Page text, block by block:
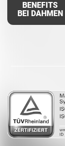
BENEFITS
BEI DAHMEN